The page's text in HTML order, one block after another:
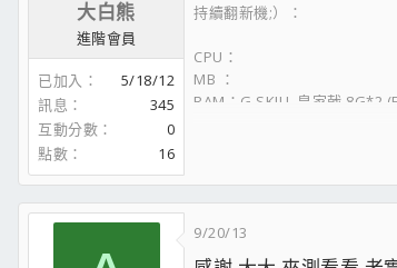
PSU: Sama Forza 1000W 24K Gold
CASE: JPower Win9001 Big9
MB: Gigabyte GA-X58A-UD3R (rev.
GPU: Asus RX460 Strix OC Ed. 4GB
SSD: SiS C344 M.2 NVME 512GB
大白熊
進階會員
已加入
5/18/12
訊息
345
互動分數
0
點數
16
持續翻新機;）：
CPU：
MB ：
RAM：G.SKILL 皇家戟 8G*2
SSD ：Samsung 860 EVO 1TB
HDD：Seagate 3T（
9/20/13